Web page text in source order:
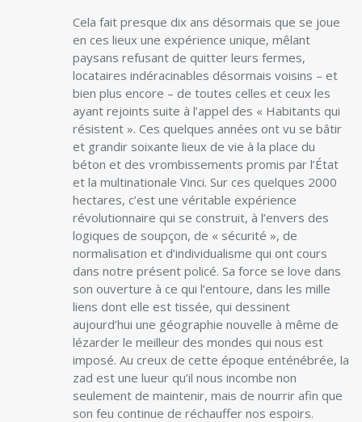
Cela fait presque dix ans désormais que se joue
en ces lieux une expérience unique, mêlant
paysans refusant de quitter leurs fermes,
locataires indéracinables désormais voisins – et
bien plus encore – de toutes celles et ceux les
ayant rejoints suite à l’appel des « Habitants qui
résistent ». Ces quelques années ont vu se bâtir
et grandir soixante lieux de vie à la place du
béton et des vrombissements promis par l’État
et la multinationale Vinci. Sur ces quelques 2000
hectares, c’est une véritable expérience
révolutionnaire qui se construit, à l’envers des
logiques de soupçon, de « sécurité », de
normalisation et d’individualisme qui ont cours
dans notre présent policé. Sa force se love dans
son ouverture à ce qui l’entoure, dans les mille
liens dont elle est tissée, qui dessinent
aujourd’hui une géographie nouvelle à même de
lézarder le meilleur des mondes qui nous est
imposé. Au creux de cette époque enténébrée, la
zad est une lueur qu’il nous incombe non
seulement de maintenir, mais de nourrir afin que
son feu continue de réchauffer nos espoirs.